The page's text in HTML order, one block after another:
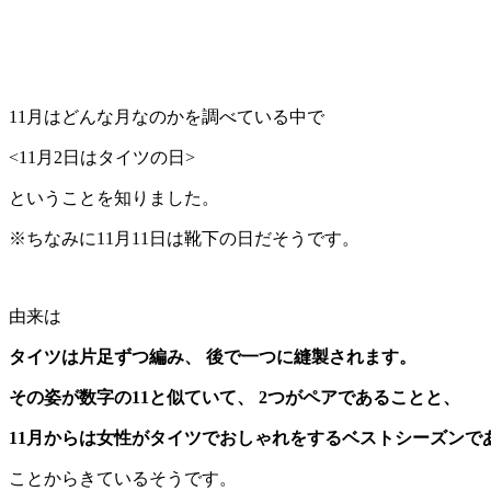
11月はどんな月なのかを調べている中で
<11月2日はタイツの日>
ということを知りました。
※ちなみに11月11日は靴下の日だそうです。
由来は
タイツは片足ずつ編み、 後で一つに縫製されます。
その姿が数字の11と似ていて、 2つがペアであることと、
11月からは女性がタイツでおしゃれをするベストシーズンで
ことからきているそうです。